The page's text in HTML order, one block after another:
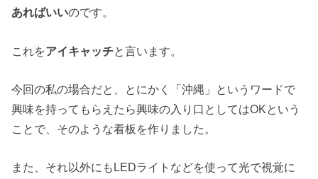
あればいいのです。
これをアイキャッチと言います。
今回の私の場合だと、とにかく「沖縄」というワードで
興味を持ってもらえたら興味の入り口としてはOKという
ことで、そのような看板を作りました。
また、それ以外にもLEDライトなどを使って光で視覚に